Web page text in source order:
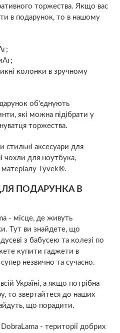
торжества. Якщо вас
в подарунок, то в нашому
колонки в зручному
об'єднують
які можна підібрати у
торжества.
аксесуари для
чохли для ноутбука,
матеріалу Tyvek®.
ПОДАРУНКА В
- місце, де живуть
Тут ви знайдете, що
з бабусею та колезі по
купити гаджети в
незвично та сучасно.
Україні, а якщо потрібна
то звертайтеся до наших
що порадити.
- території добрих